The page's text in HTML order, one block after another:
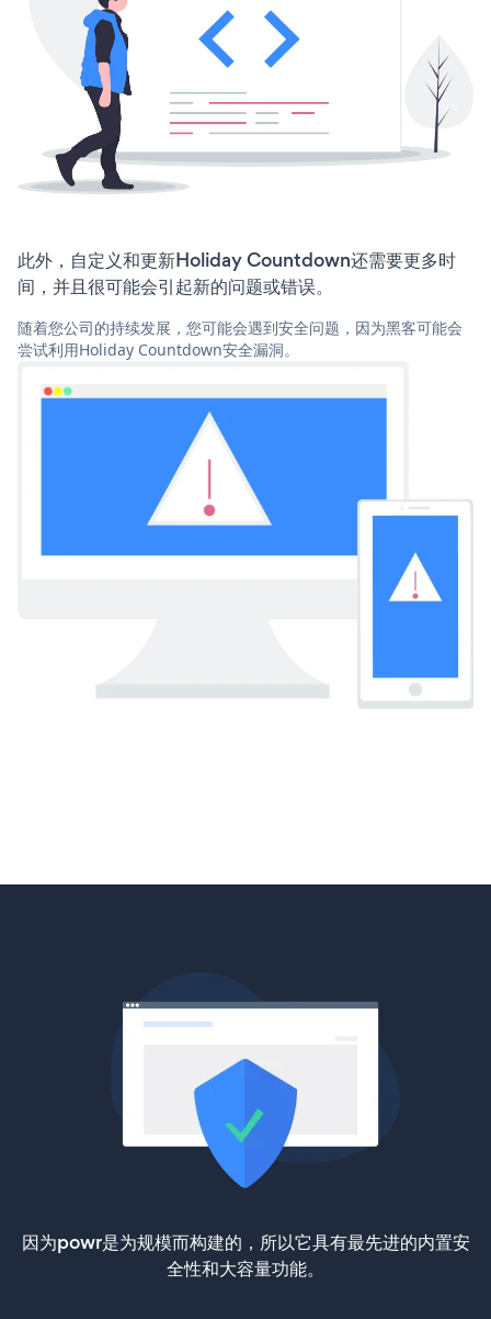
此外，自定义和更新Holiday Countdown还需要更多时
间，并且很可能会引起新的问题或错误。
随着您公司的持续发展，您可能会遇到安全问题，因为黑客可能会
尝试利用Holiday Countdown安全漏洞。
因为powr是为规模而构建的，所以它具有最先进的内置安
全性和大容量功能。